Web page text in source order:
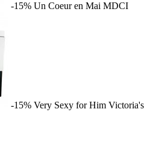
-15% Un Coeur en Mai MDCI
-15% Very Sexy for Him Victoria's